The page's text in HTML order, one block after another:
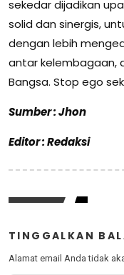
sekedar dijadikan
solid dan sinergis,
dengan lebih
antar kelembagaan,
Bangsa. Stop ego
Sumber : Jhon
Editor : Redaksi
TINGGALKAN
Alamat email Anda tidak